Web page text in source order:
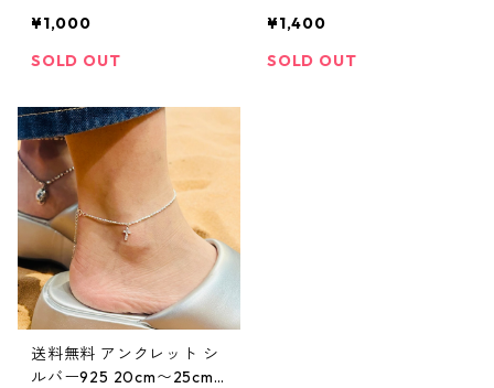
マリン お洒落 2連チェー
ン マイアミキューバン キ
ト
¥1,000
SOLD OUT
ールド アンクレットセッ
ト サーフ マリン お洒落 3
¥1,400
SOLD OUT
送料無料 アンクレット シ
ルバー925 20cm〜25cm